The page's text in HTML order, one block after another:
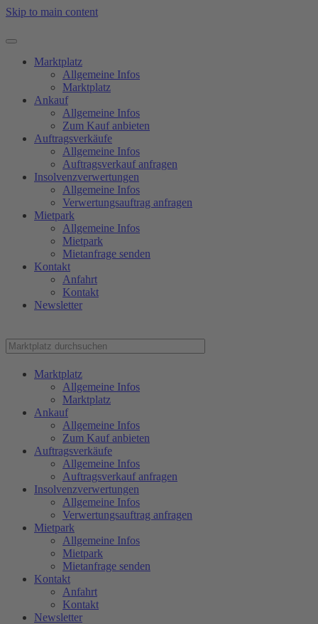
Skip to main content
Marktplatz
Allgemeine Infos
Marktplatz
Ankauf
Allgemeine Infos
Zum Kauf anbieten
Auftragsverkäufe
Allgemeine Infos
Auftragsverkauf anfragen
Insolvenzverwertungen
Allgemeine Infos
Verwertungsauftrag anfragen
Mietpark
Allgemeine Infos
Mietpark
Mietanfrage senden
Kontakt
Anfahrt
Kontakt
Newsletter
Marktplatz
Allgemeine Infos
Marktplatz
Ankauf
Allgemeine Infos
Zum Kauf anbieten
Auftragsverkäufe
Allgemeine Infos
Auftragsverkauf anfragen
Insolvenzverwertungen
Allgemeine Infos
Verwertungsauftrag anfragen
Mietpark
Allgemeine Infos
Mietpark
Mietanfrage senden
Kontakt
Anfahrt
Kontakt
Newsletter